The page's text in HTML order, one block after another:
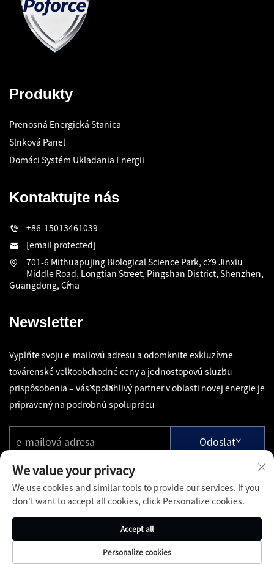
Produkty
Prenosná Energická Stanica
Slnková Panel
Domáci Systém Ukladania Energii
Kontaktujte nás
+86-15013461039
[email protected]
701-6 Mithuapujing Biological Science Park, č. 9 Jinxiu
Middle Road, Longtian Street, Pingshan District, Shenzhen,
Guangdong, Čína
Newsletter
Vyplňte svoju e-mailovú adresu a odomknite exkluzívne
továrenské veľkoobchodné ceny a jednostopovú službu
prispôsobenia – váš spoľahlivý partner v oblasti novej energie je
pripravený na podrobnú spoluprácu
Odoslať
Autorské práva © Shenzhen Pinfang Chuangfu Technology Co.,
Ltd. Všetky práva vyhradené -
Zásady ochrany súkromia
Blog
O nás
Kontakt Služby
We value your privacy
We use cookies and similar tools to provide our services. If you
don't want to accept all cookies, click Personalize cookies.
Personalize cookies
Accept all